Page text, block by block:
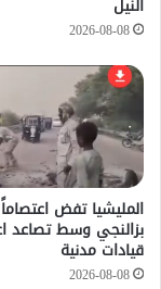
2026-08-08
المليشيا تفض اعتصاماً
بزالنجي وسط تصاعد
قيادات مدنية
2026-08-08